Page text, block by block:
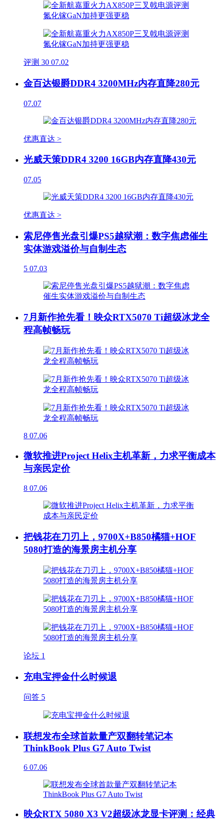
评测 30 07.02
金百达银爵DDR4 3200MHz内存直降280元
07.07
优惠直达 >
光威天策DDR4 3200 16GB内存直降430元
07.05
优惠直达 >
索尼停售光盘引爆PS5越狱潮：数字焦虑催生
实体游戏溢价与自制生态
5 07.03
7月新作抢先看！映众RTX5070 Ti超级冰龙全
程高帧畅玩
8 07.06
微软推进Project Helix主机革新，力求平衡成本
与亲民定价
8 07.06
把钱花在刀刃上，9700X+B850橘猫+HOF
5080打造的海景房主机分享
论坛 1
充电宝押金什么时候退
问答 5
联想发布全球首款量产双翻转笔记本
ThinkBook Plus G7 Auto Twist
6 07.06
映众RTX 5080 X3 V2超级冰龙显卡评测：经典